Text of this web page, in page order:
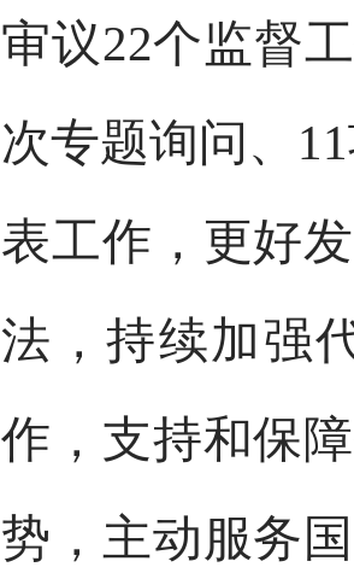
审议22个监督
次专题询问、
表工作，更好
法，持续加强
作，支持和保
势，主动服务